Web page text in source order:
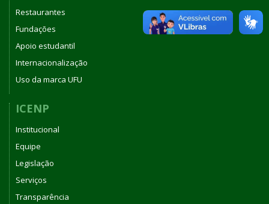
Restaurantes
Fundações
Apoio estudantil
Internacionalização
Uso da marca UFU
ICENP
Institucional
Equipe
Legislação
Serviços
Transparência